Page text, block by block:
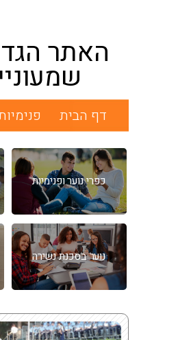
האתר
דף הבית
כפרי נוער ופנימיות
נוער בסכנת נשירה